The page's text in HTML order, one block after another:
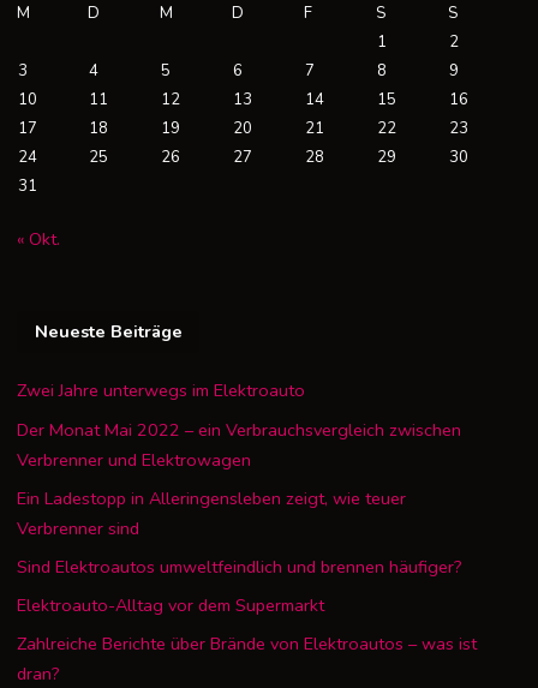
M
D M D F S
S
1
2
3
4 5 6 7 8
9
10
11 12 13 14 15
16
17
18 19 20 21 22
23
24
25 26 27 28 29
30
31
« Okt.
Neueste Beiträge
Zwei Jahre unterwegs im Elektroauto
Der Monat Mai 2022 – ein Verbrauchsvergleich zwischen
Verbrenner und Elektrowagen
Ein Ladestopp in Alleringensleben zeigt, wie teuer
Verbrenner sind
Sind Elektroautos umweltfeindlich und brennen häufiger?
Elektroauto-Alltag vor dem Supermarkt
Zahlreiche Berichte über Brände von Elektroautos – was ist
dran?